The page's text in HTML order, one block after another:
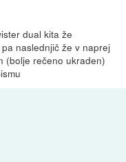
dual kita že
naslednjič že v naprej
(bolje rečeno ukraden)